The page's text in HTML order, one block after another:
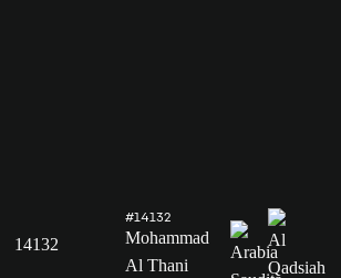
14132
#14132
Mohammad
Al Thani